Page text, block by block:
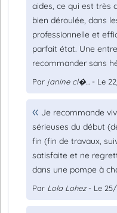
aides, ce qui est très
bien déroulée, dans
professionnelle et
parfait état. Une
recommander sans
Par janine cl�... - Le
Je recommande
sérieuses du début
fin (fin de travaux,
satisfaite et ne
dans une pompe à
Par Lola Lohez- Le 25/